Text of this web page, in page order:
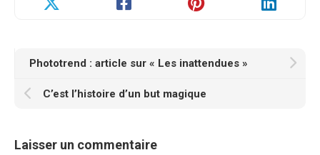
Phototrend : article sur « Les inattendues »
C’est l’histoire d’un but magique
Laisser un commentaire